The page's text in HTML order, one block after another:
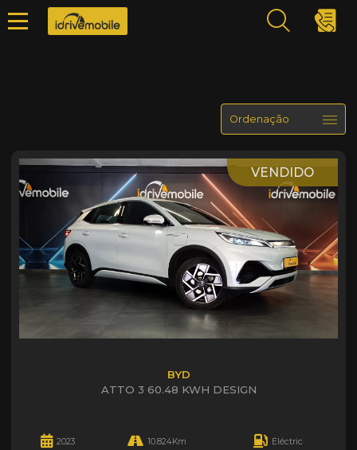
VENDIDO
BYD
ATTO 3 60.48 KWH DESIGN
2023 10.824Km Eléctric